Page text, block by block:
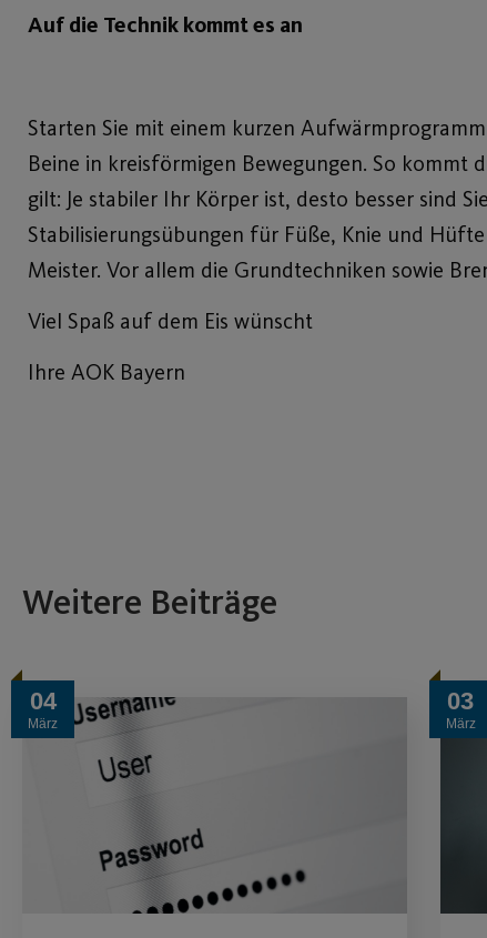
Auf die Technik kommt es an
Starten Sie mit einem kurzen
Beine in kreisförmigen Bewegungen. So kommt
gilt: Je stabiler Ihr Körper ist, desto besser sind
Stabilisierungsübungen für Füße, Knie und
Meister. Vor allem die Grundtechniken sowie
Viel Spaß auf dem Eis wünscht
Ihre AOK Bayern
Weitere Beiträge
04
März
03
März